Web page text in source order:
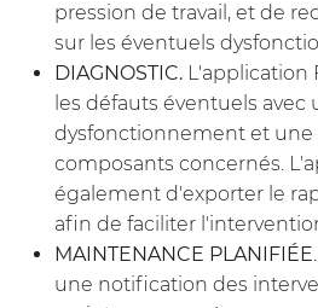
pression de travail, et de
sur les éventuels
DIAGNOSTIC. L'application
les défauts éventuels
dysfonctionnement et une
composants concernés.
également d'exporter le
afin de faciliter
MAINTENANCE PLANIFIÉE
une notification des